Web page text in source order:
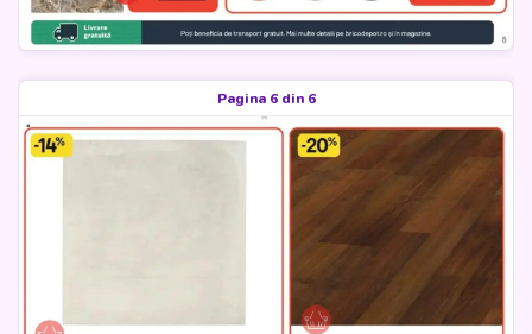
Pagina 6 din 6